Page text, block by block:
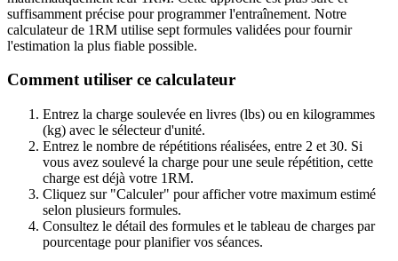
suffisamment précise pour programmer l'entraînement. Notre
calculateur de 1RM utilise sept formules validées pour fournir
l'estimation la plus fiable possible.
Comment utiliser ce calculateur
Entrez la charge soulevée en livres (lbs) ou en kilogrammes
(kg) avec le sélecteur d'unité.
Entrez le nombre de répétitions réalisées, entre 2 et 30. Si
vous avez soulevé la charge pour une seule répétition, cette
charge est déjà votre 1RM.
Cliquez sur "Calculer" pour afficher votre maximum estimé
selon plusieurs formules.
Consultez le détail des formules et le tableau de charges par
pourcentage pour planifier vos séances.